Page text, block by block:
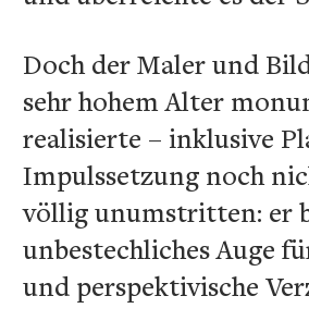
Doch der Maler und
sehr hohem Alter
realisierte – inklusive
Impulssetzung noch
völlig unumstritten: er
unbestechliches Auge
und perspektivische